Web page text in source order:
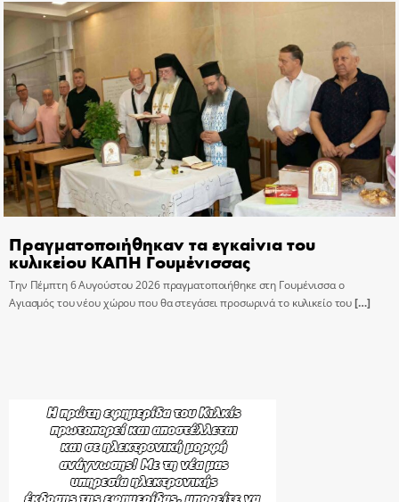
Πραγματοποιήθηκαν τα εγκαίνια του
κυλικείου ΚΑΠΗ Γουμένισσας
Την Πέμπτη 6 Αυγούστου 2026 πραγματοποιήθηκε στη Γουμένισσα ο
Αγιασμός του νέου χώρου που θα στεγάσει προσωρινά το κυλικείο του[…]